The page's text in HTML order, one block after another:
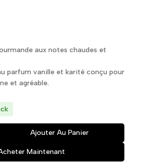
aux notes chaudes et
parfum vanille et karité conçu pour
et agréable.
Ajouter Au Panier
Maintenant